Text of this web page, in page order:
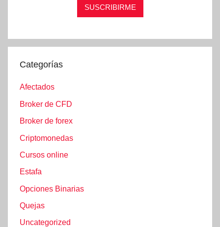
Categorías
Afectados
Broker de CFD
Broker de forex
Criptomonedas
Cursos online
Estafa
Opciones Binarias
Quejas
Uncategorized